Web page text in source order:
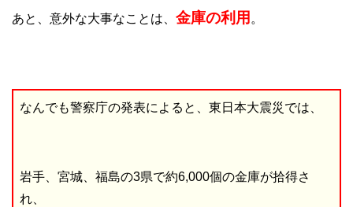
あと、意外な大事なことは、 金庫の利用 。
なんでも警察庁の発表によると、東日本大震災では、
岩手、宮城、福島の3県で約6,000個の金庫が拾得さ
れ、